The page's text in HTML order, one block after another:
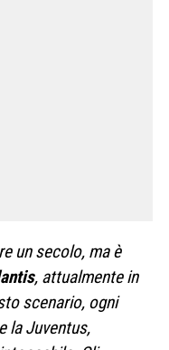
un secolo, ma è
, attualmente in
scenario, ogni
la Juventus,